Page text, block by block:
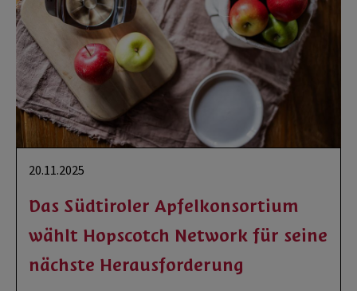
20.11.2025
Das Südtiroler Apfelkonsortium
wählt Hopscotch Network für seine
nächste Herausforderung